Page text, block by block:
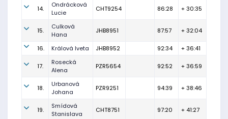
14.
Ondrácková
Lucie
CHT9254 86:28 + 30:35
15.
Culková
Hana
JHB8951 87:57 + 32:04
16. Králová Iveta JHB8952 92:34 + 36:41
17.
Rosecká
Alena
PZR5654 92:52 + 36:59
18.
Urbanová
Johana
PZR9251 94:39 + 38:46
19.
Smídová
Stanislava
CHT8751 97:20 + 41:27